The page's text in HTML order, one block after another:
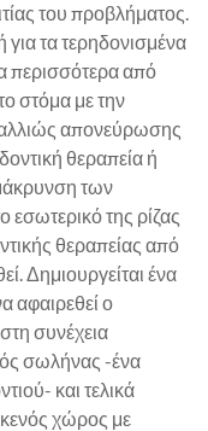
του προβλήματος.
τα τερηδονισμένα
περισσότερα από
στόμα με την
αλλιώς απονεύρωσης
θεραπεία ή
των
εσωτερικό της ρίζας
θεραπείας από
Δημιουργείται ένα
αφαιρεθεί ο
συνέχεια
σωλήνας -ένα
και τελικά
κενός χώρος με